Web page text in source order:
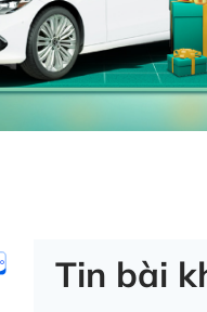
Tin bài